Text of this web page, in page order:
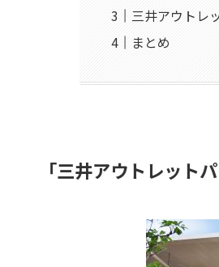
三井アウトレ
まとめ
「三井アウトレット